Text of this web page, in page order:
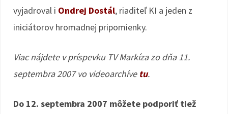
vyjadroval i Ondrej Dostál, riaditeľ KI a jeden z
iniciátorov hromadnej pripomienky.
Viac nájdete v príspevku TV Markíza zo dňa 11.
septembra 2007 vo videoarchíve tu.
Do 12. septembra 2007 môžete podporiť tiež